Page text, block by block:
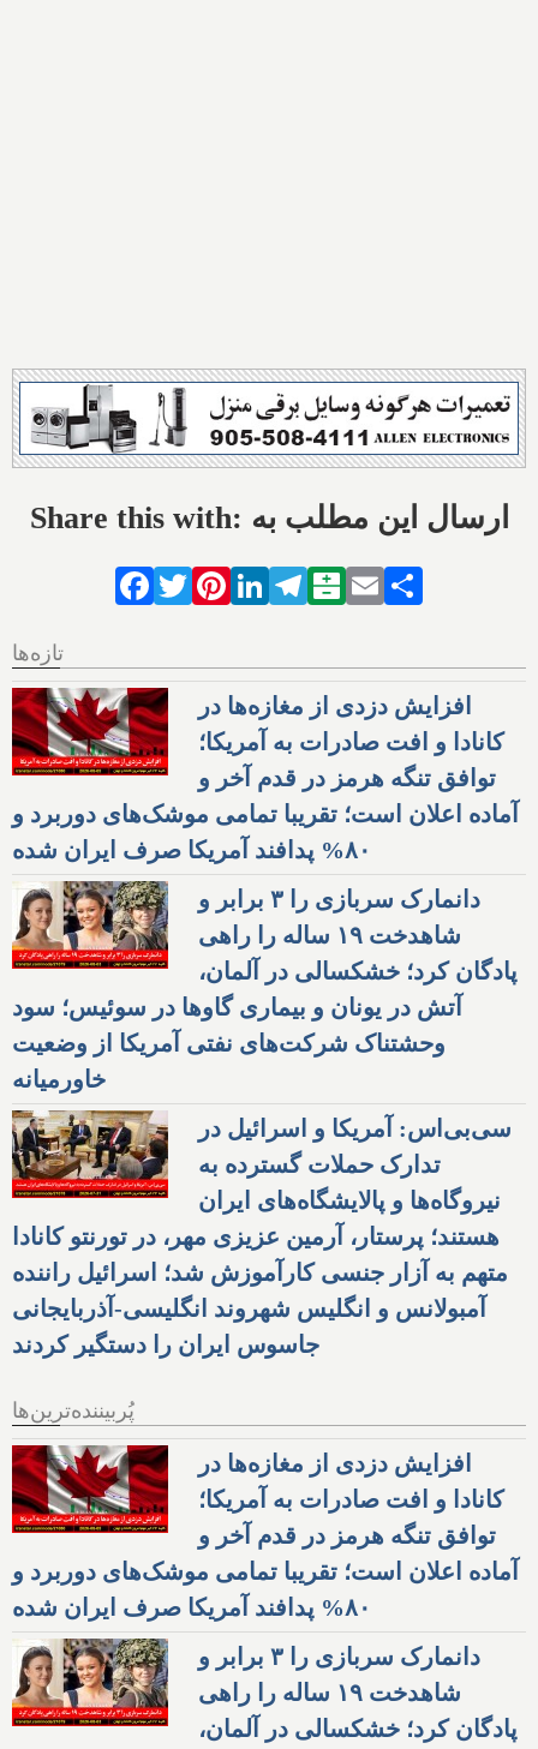
Share this with: ارسال این مطلب به
Facebook
TwitterPinterestLinkedIn
Telegram
Balatarin
Email
تازه‌ها
افزایش دزدی از مغازه‌ها در
کانادا و افت صادرات به آمریکا؛
توافق تنگه هرمز در قدم آخر و
آماده اعلان است؛ تقریبا تمامی موشک‌های دوربرد و
۸۰% پدافند آمریکا صرف ایران شده
دانمارک سربازی را ۳ برابر و
شاهدخت ۱۹ ساله را راهی
پادگان کرد؛ خشکسالی در آلمان،
آتش در یونان و بیماری گاوها در سوئیس؛ سود
وحشتناک شرکت‌های نفتی آمریکا از وضعیت
خاورمیانه
سی‌بی‌اس: آمریکا و اسرائیل در
تدارک حملات گسترده به
نیروگاه‌ها و پالایشگاه‌های ایران
هستند؛ پرستار، آرمین عزیزی مهر، در تورنتو کانادا
متهم به آزار جنسی کارآموزش شد؛ اسرائیل راننده
آمبولانس و انگلیس شهروند انگلیسی-آذربایجانی
جاسوس ایران را دستگیر کردند
پُربیننده‌ترین‌ها
افزایش دزدی از مغازه‌ها در
کانادا و افت صادرات به آمریکا؛
توافق تنگه هرمز در قدم آخر و
آماده اعلان است؛ تقریبا تمامی موشک‌های دوربرد و
۸۰% پدافند آمریکا صرف ایران شده
دانمارک سربازی را ۳ برابر و
شاهدخت ۱۹ ساله را راهی
پادگان کرد؛ خشکسالی در آلمان،